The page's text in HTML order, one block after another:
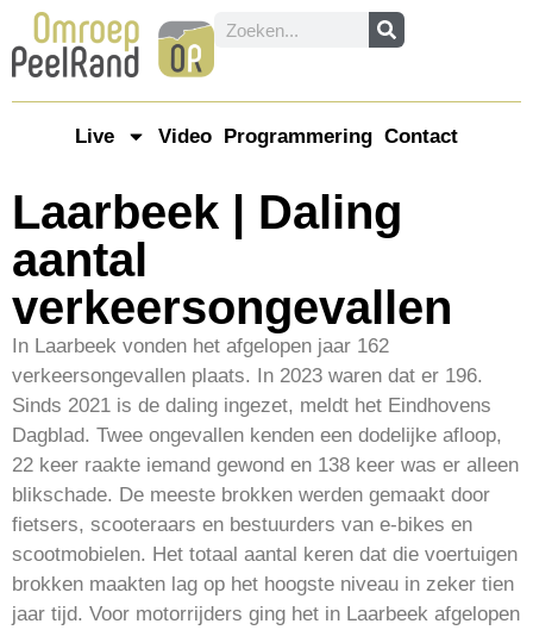
Live Video Programmering Contact
Laarbeek | Daling
aantal
verkeersongevallen
In Laarbeek vonden het afgelopen jaar 162
verkeersongevallen plaats. In 2023 waren dat er 196.
Sinds 2021 is de daling ingezet, meldt het Eindhovens
Dagblad. Twee ongevallen kenden een dodelijke afloop,
22 keer raakte iemand gewond en 138 keer was er alleen
blikschade. De meeste brokken werden gemaakt door
fietsers, scooteraars en bestuurders van e-bikes en
scootmobielen. Het totaal aantal keren dat die voertuigen
brokken maakten lag op het hoogste niveau in zeker tien
jaar tijd. Voor motorrijders ging het in Laarbeek afgelopen